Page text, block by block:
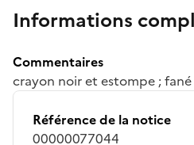
Informations
Commentaires
crayon noir et estompe ; fané
Référence de la notice
00000077044